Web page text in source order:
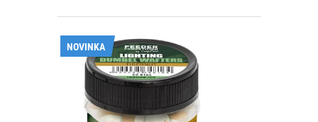
NOVINKA